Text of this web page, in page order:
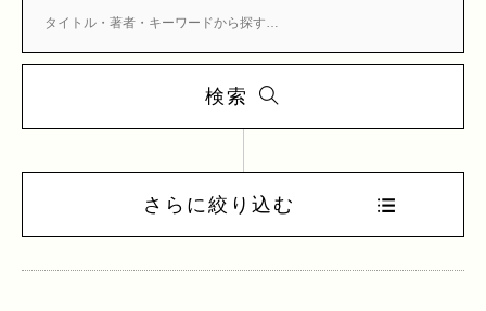
検索
さらに絞り込む